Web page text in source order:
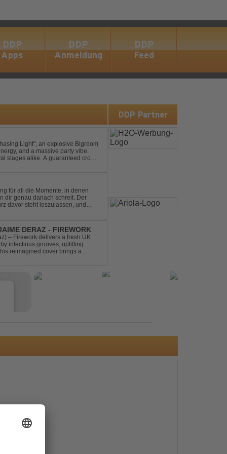
DDP
Apps
DDP
Anmeldung
DDP
Feed
Light", an explosive Bigroom
and a massive party vibe.
stages alike. A guaranteed crowd-
für all die Momente, in denen
dir genau danach schreit. Der
davor steht loszulassen, und
DERAZ - FIREWORK
– Firework delivers a fresh UK
infectious grooves, uplifting
reimagined cover brings a
DDP Partner